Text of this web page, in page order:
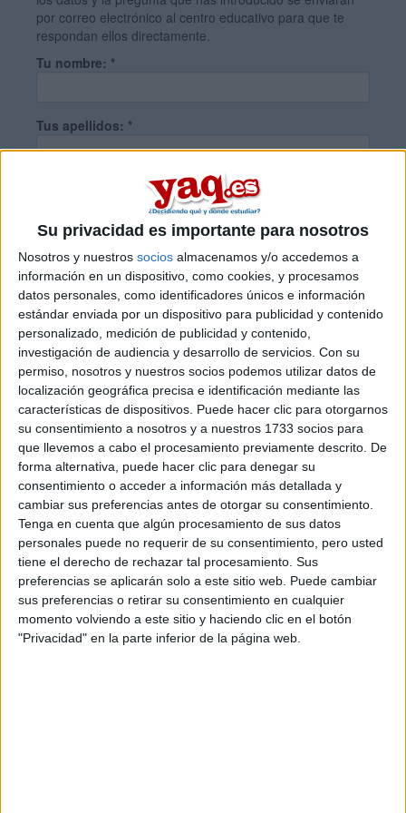
Su privacidad es importante para nosotros
Nosotros y nuestros socios almacenamos y/o accedemos a
información en un dispositivo, como cookies, y procesamos
datos personales, como identificadores únicos e información
estándar enviada por un dispositivo para publicidad y contenido
personalizado, medición de publicidad y contenido,
investigación de audiencia y desarrollo de servicios. Con su
permiso, nosotros y nuestros socios podemos utilizar datos de
localización geográfica precisa e identificación mediante las
características de dispositivos. Puede hacer clic para otorgarnos
su consentimiento a nosotros y a nuestros 1733 socios para
que llevemos a cabo el procesamiento previamente descrito. De
forma alternativa, puede hacer clic para denegar su
consentimiento o acceder a información más detallada y
cambiar sus preferencias antes de otorgar su consentimiento.
Tenga en cuenta que algún procesamiento de sus datos
personales puede no requerir de su consentimiento, pero usted
tiene el derecho de rechazar tal procesamiento. Sus
preferencias se aplicarán solo a este sitio web. Puede cambiar
sus preferencias o retirar su consentimiento en cualquier
momento volviendo a este sitio y haciendo clic en el botón
"Privacidad" en la parte inferior de la página web.
por correo electrónico al centro educativo para que te
respondan ellos directamente.
Tu nombre: *
Tus apellidos: *
¿Qué quieres preguntar?*
Escribe aquí las dudas o preguntas que te gustaría que te
respondieran: plazos de preinscripción, precios, plazas
disponibles…:
Acepto lostérminos y condicionesy lapolítica de
privacidad :*
Información básica sobre protección de datos
Responsable:Compás Mediterráneo SL (Editora de la